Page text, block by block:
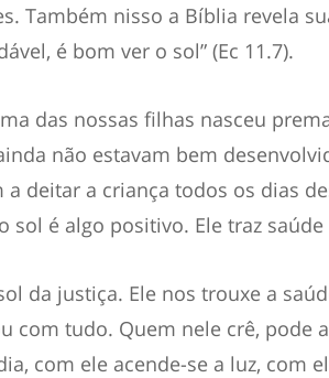
Também nisso a Bíblia revela
é bom ver o sol” (Ec 11.7).
das nossas filhas nasceu
não estavam bem
a deitar a criança todos os dias
sol é algo positivo. Ele traz saúde
da justiça. Ele nos trouxe a
com tudo. Quem nele crê, pode
com ele acende-se a luz, com